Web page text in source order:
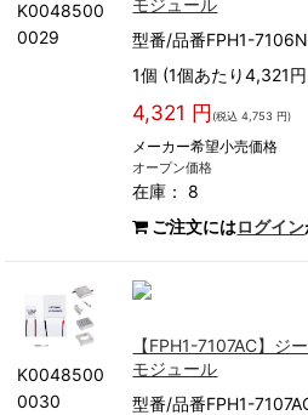
K0048500
0029
型番/品番FPH1-
1個 (1個あたり4,321
4,321 円 (税込 4,753 円)
メーカー希望小売価格
オープン価格
在庫： 8
ご注文にはログイン
K0048500
0030
【FPH1-7107AC】ジ
モジュール
型番/品番FPH1-